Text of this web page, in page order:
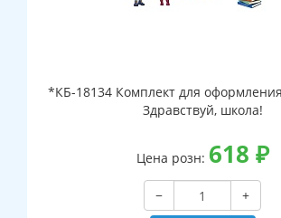
*КБ-18134 Комплект для
Здравствуй, школа!
Цена розн: 618 ₽
−
+